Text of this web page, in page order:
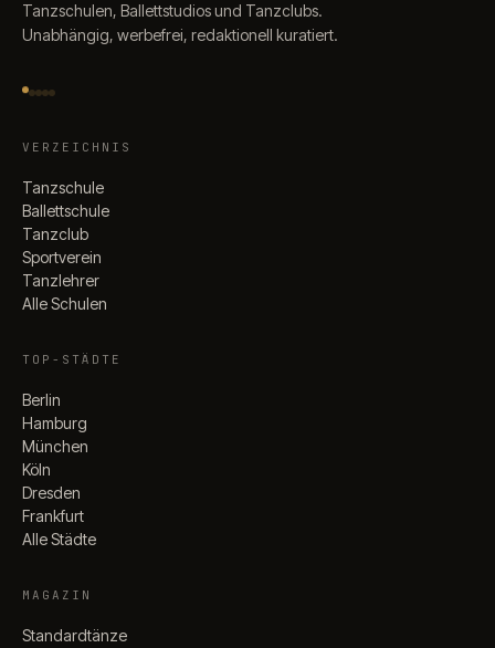
Tanzschulen, Ballettstudios und Tanzclubs.
Unabhängig, werbefrei, redaktionell kuratiert.
VERZEICHNIS
Tanzschule
Ballettschule
Tanzclub
Sportverein
Tanzlehrer
Alle Schulen
TOP-STÄDTE
Berlin
Hamburg
München
Köln
Dresden
Frankfurt
Alle Städte
MAGAZIN
Standardtänze